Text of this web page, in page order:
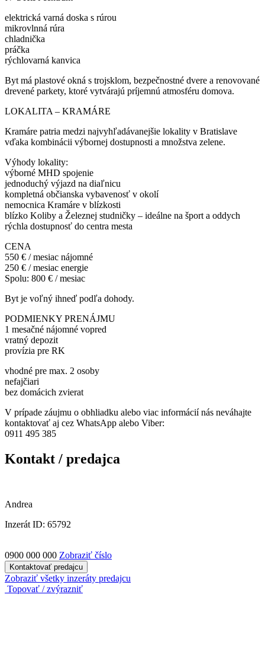
elektrická varná doska s rúrou
mikrovlnná rúra
chladnička
práčka
rýchlovarná kanvica
Byt má plastové okná s trojsklom, bezpečnostné dvere a renovované
drevené parkety, ktoré vytvárajú príjemnú atmosféru domova.
LOKALITA – KRAMÁRE
Kramáre patria medzi najvyhľadávanejšie lokality v Bratislave
vďaka kombinácii výbornej dostupnosti a množstva zelene.
Výhody lokality:
výborné MHD spojenie
jednoduchý výjazd na diaľnicu
kompletná občianska vybavenosť v okolí
nemocnica Kramáre v blízkosti
blízko Koliby a Železnej studničky – ideálne na šport a oddych
rýchla dostupnosť do centra mesta
CENA
550 € / mesiac nájomné
250 € / mesiac energie
Spolu: 800 € / mesiac
Byt je voľný ihneď podľa dohody.
PODMIENKY PRENÁJMU
1 mesačné nájomné vopred
vratný depozit
provízia pre RK
vhodné pre max. 2 osoby
nefajčiari
bez domácich zvierat
V prípade záujmu o obhliadku alebo viac informácií nás neváhajte
kontaktovať aj cez WhatsApp alebo Viber:
0911 495 385
Kontakt / predajca
Andrea
Inzerát ID: 65792
0900 000 000 Zobraziť číslo
Kontaktovať predajcu
Zobraziť všetky inzeráty predajcu
Topovať / zvýrazniť